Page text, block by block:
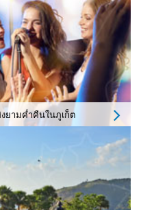
ยามค่ำคืนในภูเก็ต